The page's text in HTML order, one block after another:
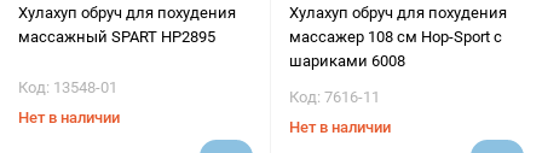
Хулахуп обруч для похудения
массажный SPART HP2895
Код: 13548-01
Нет в наличии
Хулахуп обруч для похудения
массажер 108 см Hop-Sport с
шариками 6008
Код: 7616-11
Нет в наличии